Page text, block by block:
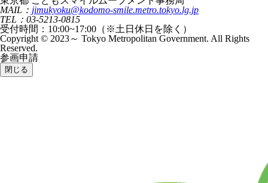
MAIL： jimukyoku@kodomo-smile.metro.tokyo.lg.jp
TEL：03-5213-0815
受付時間：10:00~17:00（※土日休日を除く）
Copyright © 2023～ Tokyo Metropolitan Government. All Rights
Reserved.
参画申請
閉じる